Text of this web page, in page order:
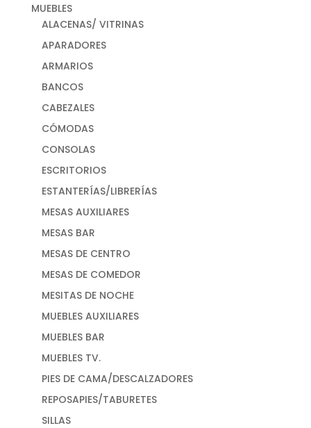
MUEBLES
ALACENAS/ VITRINAS
APARADORES
ARMARIOS
BANCOS
CABEZALES
CÓMODAS
CONSOLAS
ESCRITORIOS
ESTANTERÍAS/LIBRERÍAS
MESAS AUXILIARES
MESAS BAR
MESAS DE CENTRO
MESAS DE COMEDOR
MESITAS DE NOCHE
MUEBLES AUXILIARES
MUEBLES BAR
MUEBLES TV.
PIES DE CAMA/DESCALZADORES
REPOSAPIES/TABURETES
SILLAS